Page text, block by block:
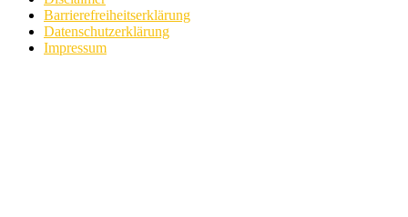
Barrierefreiheitserklärung
Datenschutzerklärung
Impressum